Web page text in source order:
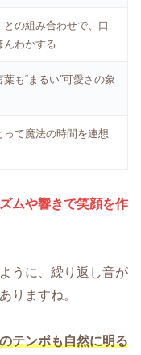
との組み合わせで、口
んわかする
葉も“まるい”可愛さの象
って魔法の時間を連想
ムや響きで笑顔を作
うに、繰り返し音が
りますね。
テンポも自然に明る